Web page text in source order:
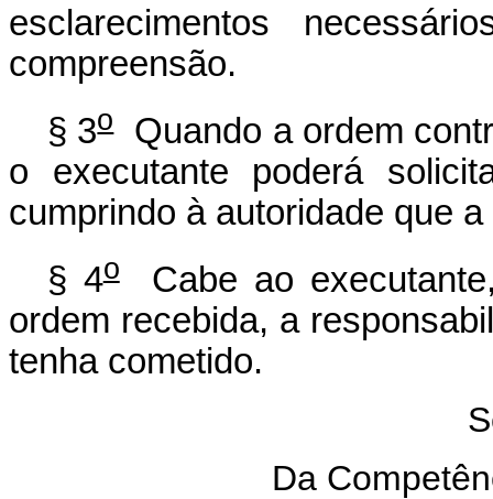
esclarecimentos
compreensão.
§ 3oQuando a ordem
o executante poderá
cumprindo à autoridade que
§ 4oCabe ao
ordem recebida, a
tenha cometido.
Da